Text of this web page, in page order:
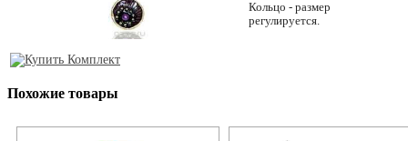
Кольцо - размер
регулируется.
Похожие товары